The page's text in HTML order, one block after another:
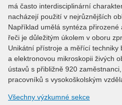
má často interdisciplinární
nacházejí použití v nejrůznějších
Například umělá syntéza
řeči je důležitým úkolem v oboru
Unikátní přístroje a měřící techniky
a elektronovou mikroskopii živých
ústavů s přibližně 920
pracovníků s vysokoškolským
Všechny výzkumné sekce